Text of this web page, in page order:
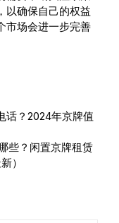
以确保自己的权益
市场会进一步完善
话？2024年京牌值
些？闲置京牌租赁
）